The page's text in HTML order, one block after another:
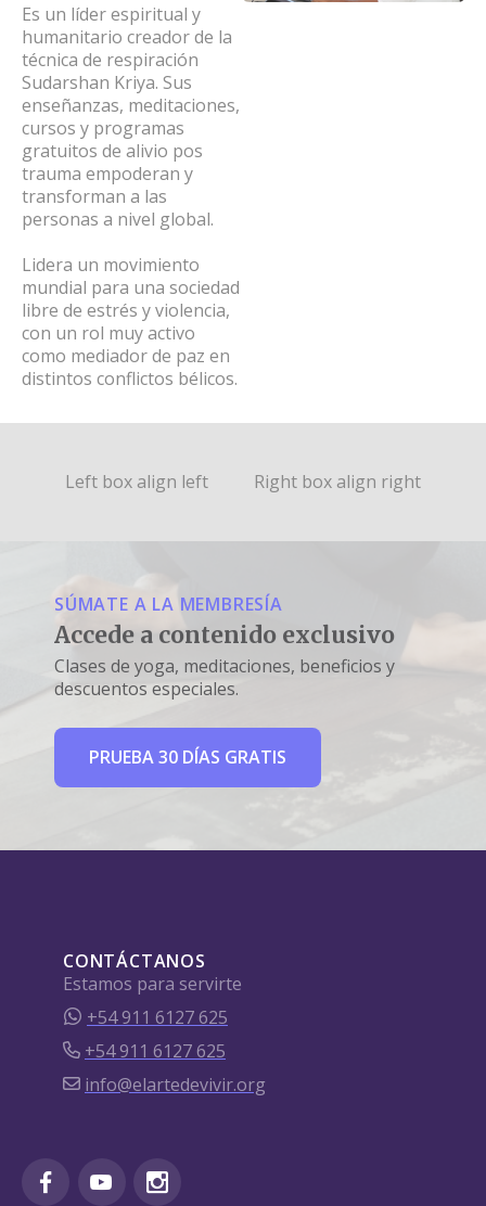
Es un líder espiritual y
humanitario creador de la
técnica de respiración
Sudarshan Kriya. Sus
enseñanzas, meditaciones,
cursos y programas
gratuitos de alivio pos
trauma empoderan y
transforman a las
personas a nivel global.
Lidera un movimiento
mundial para una sociedad
libre de estrés y violencia,
con un rol muy activo
como mediador de paz en
distintos conflictos bélicos.
Left box align left Right box align right
SÚMATE A LA MEMBRESÍA
Accede a contenido exclusivo
Clases de yoga, meditaciones, beneficios y
descuentos especiales.
PRUEBA 30 DÍAS GRATIS
CONTÁCTANOS
Estamos para servirte
+54 911 6127 625
+54 911 6127 625
info@elartedevivir.org